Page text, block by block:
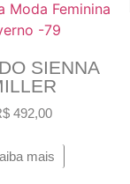
SIENNA
492,00
mais